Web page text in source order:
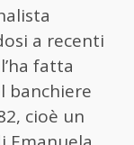
a recenti
fatta
banchiere
cioè un